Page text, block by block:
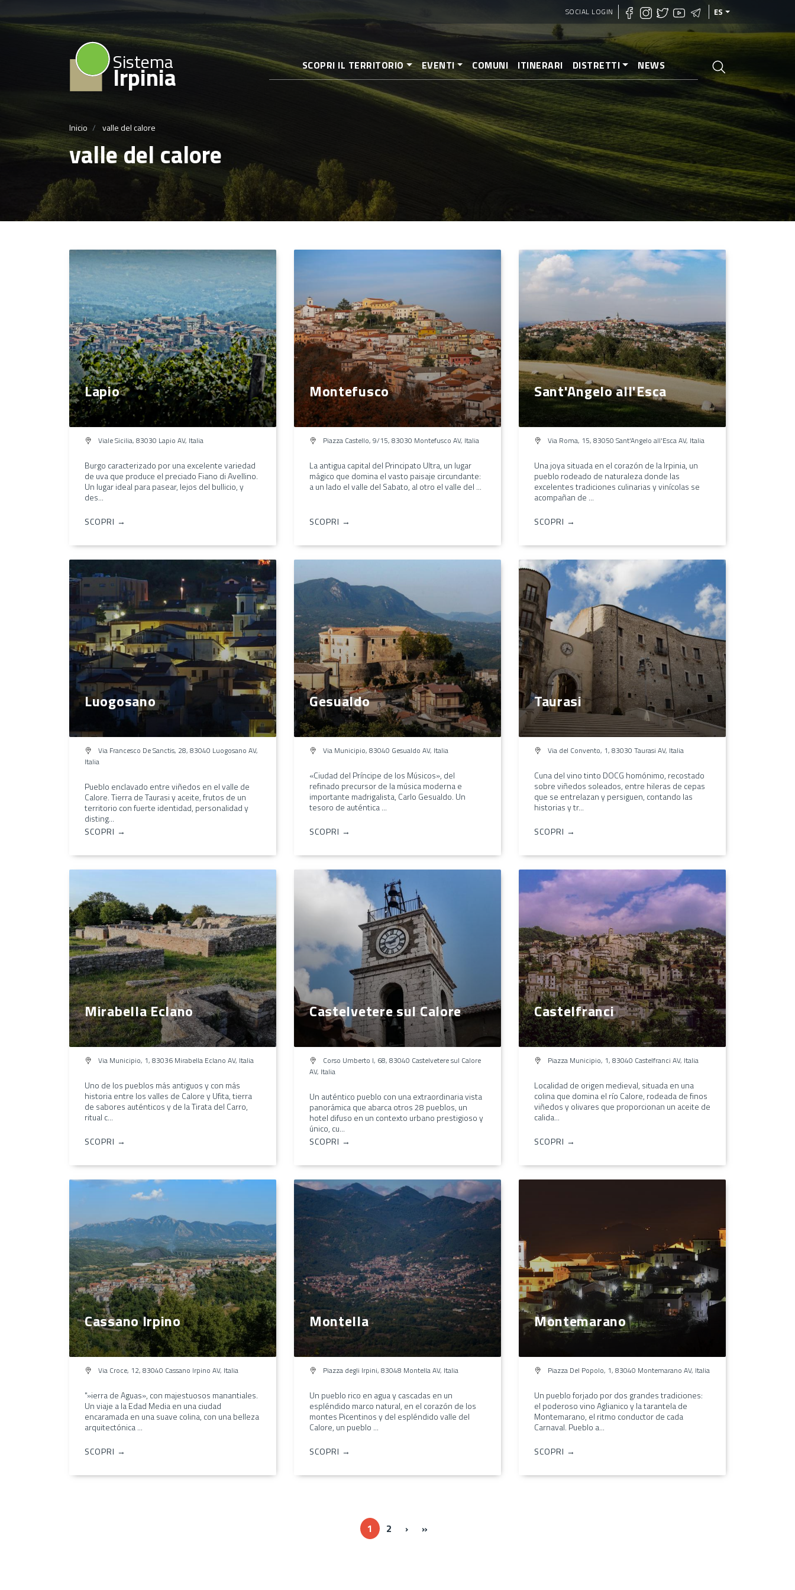
al
contenido
principal
SOCIAL LOGIN ES
Sistema
Irpinia SCOPRI IL TERRITORIO EVENTI COMUNI ITINERARI DISTRETTI NEWS
Inicio valle del calore
valle del calore
Lapio
Viale Sicilia, 83030 Lapio AV, Italia
Burgo caracterizado por una excelente variedad
de uva que produce el preciado Fiano di Avellino.
Un lugar ideal para pasear, lejos del bullicio, y
des...
SCOPRI →
Montefusco
Piazza Castello, 9/15, 83030 Montefusco AV, Italia
La antigua capital del Principato Ultra, un lugar
mágico que domina el vasto paisaje circundante:
a un lado el valle del Sabato, al otro el valle del ...
SCOPRI →
Sant'Angelo all'Esca
Via Roma, 15, 83050 Sant'Angelo all'Esca AV, Italia
Una joya situada en el corazón de la Irpinia, un
pueblo rodeado de naturaleza donde las
excelentes tradiciones culinarias y vinícolas se
acompañan de ...
SCOPRI →
Luogosano
Via Francesco De Sanctis, 28, 83040 Luogosano AV,
Italia
Pueblo enclavado entre viñedos en el valle de
Calore. Tierra de Taurasi y aceite, frutos de un
territorio con fuerte identidad, personalidad y
disting...
SCOPRI →
Gesualdo
Via Municipio, 83040 Gesualdo AV, Italia
«Ciudad del Príncipe de los Músicos», del
refinado precursor de la música moderna e
importante madrigalista, Carlo Gesualdo. Un
tesoro de auténtica ...
SCOPRI →
Taurasi
Via del Convento, 1, 83030 Taurasi AV, Italia
Cuna del vino tinto DOCG homónimo, recostado
sobre viñedos soleados, entre hileras de cepas
que se entrelazan y persiguen, contando las
historias y tr...
SCOPRI →
Mirabella Eclano
Via Municipio, 1, 83036 Mirabella Eclano AV, Italia
Uno de los pueblos más antiguos y con más
historia entre los valles de Calore y Ufita, tierra
de sabores auténticos y de la Tirata del Carro,
ritual c...
SCOPRI →
Castelvetere sul Calore
Corso Umberto I, 68, 83040 Castelvetere sul Calore
AV, Italia
Un auténtico pueblo con una extraordinaria vista
panorámica que abarca otros 28 pueblos, un
hotel difuso en un contexto urbano prestigioso y
único, cu...
SCOPRI →
Castelfranci
Piazza Municipio, 1, 83040 Castelfranci AV, Italia
Localidad de origen medieval, situada en una
colina que domina el río Calore, rodeada de finos
viñedos y olivares que proporcionan un aceite de
calida...
SCOPRI →
Cassano Irpino
Via Croce, 12, 83040 Cassano Irpino AV, Italia
"»ierra de Aguas», con majestuosos manantiales.
Un viaje a la Edad Media en una ciudad
encaramada en una suave colina, con una belleza
arquitectónica ...
SCOPRI →
Montella
Piazza degli Irpini, 83048 Montella AV, Italia
Un pueblo rico en agua y cascadas en un
espléndido marco natural, en el corazón de los
montes Picentinos y del espléndido valle del
Calore, un pueblo ...
SCOPRI →
Montemarano
Piazza Del Popolo, 1, 83040 Montemarano AV, Italia
Un pueblo forjado por dos grandes tradiciones:
el poderoso vino Aglianico y la tarantela de
Montemarano, el ritmo conductor de cada
Carnaval. Pueblo a...
SCOPRI →
1 2 ››› »